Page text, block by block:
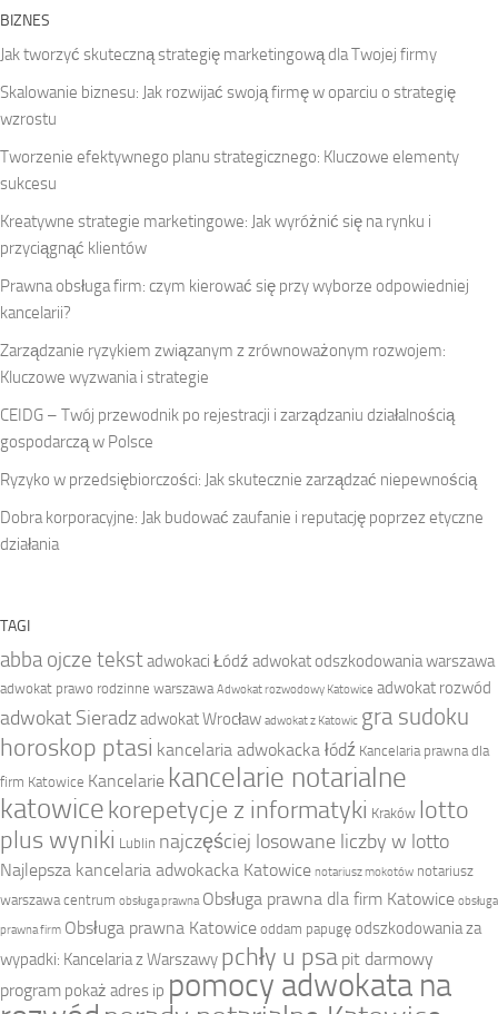
BIZNES
Jak tworzyć skuteczną strategię marketingową dla Twojej firmy
Skalowanie biznesu: Jak rozwijać swoją firmę w oparciu o strategię
wzrostu
Tworzenie efektywnego planu strategicznego: Kluczowe elementy
sukcesu
Kreatywne strategie marketingowe: Jak wyróżnić się na rynku i
przyciągnąć klientów
Prawna obsługa firm: czym kierować się przy wyborze odpowiedniej
kancelarii?
Zarządzanie ryzykiem związanym z zrównoważonym rozwojem:
Kluczowe wyzwania i strategie
CEIDG – Twój przewodnik po rejestracji i zarządzaniu działalnością
gospodarczą w Polsce
Ryzyko w przedsiębiorczości: Jak skutecznie zarządzać niepewnością
Dobra korporacyjne: Jak budować zaufanie i reputację poprzez etyczne
działania
TAGI
abba ojcze tekstadwokaci Łódź adwokat odszkodowania warszawa
adwokat prawo rodzinne warszawa Adwokat rozwodowy Katowice adwokat rozwód
adwokat Sieradzadwokat Wrocław adwokat z Katowic gra sudoku
horoskop ptasi kancelaria adwokacka łódź Kancelaria prawna dla
firm Katowice Kancelarie kancelarie notarialne
katowicekorepetycje z informatyki Kraków lotto
plus wyniki Lublin najczęściej losowane liczby w lotto
Najlepsza kancelaria adwokacka Katowice notariusz mokotów notariusz
warszawa centrum obsługa prawna Obsługa prawna dla firm Katowice obsługa
prawna firm Obsługa prawna Katowice oddam papugę odszkodowania za
wypadki: Kancelaria z Warszawy pchły u psa pit darmowy
program pokaż adres ip pomocy adwokata na